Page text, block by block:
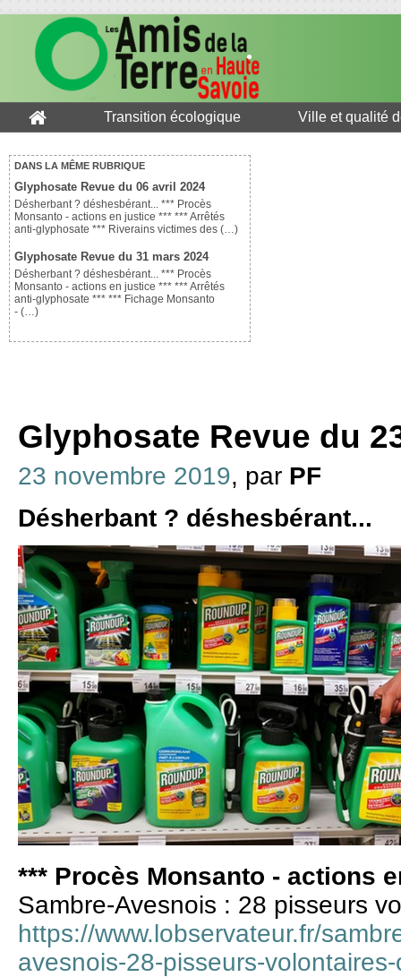
Transition écologique Ville et qualité
DANS LA MÊME RUBRIQUE
Glyphosate Revue du 06 avril 2024
Désherbant ? déshesbérant... *** Procès
Monsanto - actions en justice *** *** Arrêtés
anti-glyphosate *** Riverains victimes des (…)
Glyphosate Revue du 31 mars 2024
Désherbant ? déshesbérant... *** Procès
Monsanto - actions en justice *** *** Arrêtés
anti-glyphosate *** *** Fichage Monsanto
- (…)
Glyphosate Revue du
23 novembre 2019, par PF
Désherbant ? déshesbérant...
*** Procès Monsanto - actions
Sambre-Avesnois : 28 pisseurs
https://www.lobservateur.fr/
avesnois-28-pisseurs-